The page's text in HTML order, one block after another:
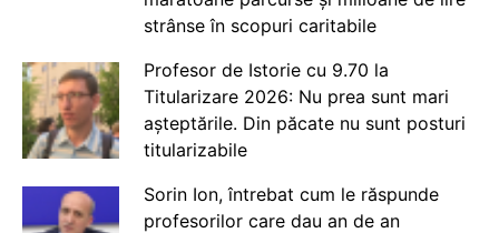
strânse în scopuri caritabile
Profesor de Istorie cu 9.70 la
Titularizare 2026: Nu prea sunt mari
așteptările. Din păcate nu sunt posturi
titularizabile
Sorin Ion, întrebat cum le răspunde
profesorilor care dau an de an